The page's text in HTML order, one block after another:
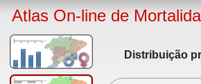
Atlas On-line de
Distribuição